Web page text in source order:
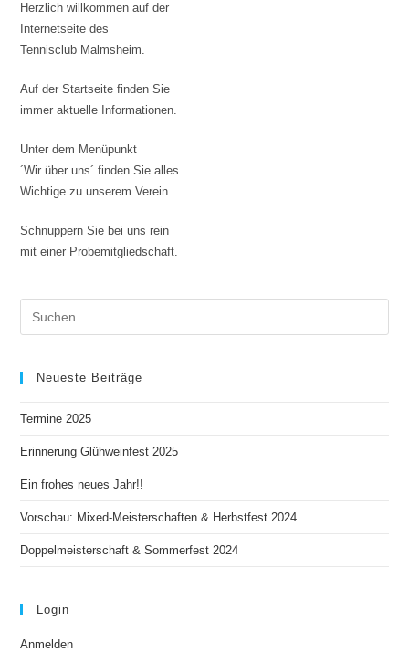
Herzlich willkommen auf der
Internetseite des
Tennisclub Malmsheim.
Auf der Startseite finden Sie
immer aktuelle Informationen.
Unter dem Menüpunkt
´Wir über uns´ finden Sie alles
Wichtige zu unserem Verein.
Schnuppern Sie bei uns rein
mit einer Probemitgliedschaft.
Neueste Beiträge
Termine 2025
Erinnerung Glühweinfest 2025
Ein frohes neues Jahr!!
Vorschau: Mixed-Meisterschaften & Herbstfest 2024
Doppelmeisterschaft & Sommerfest 2024
Login
Anmelden